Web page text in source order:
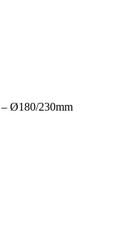
Ø180/230mm